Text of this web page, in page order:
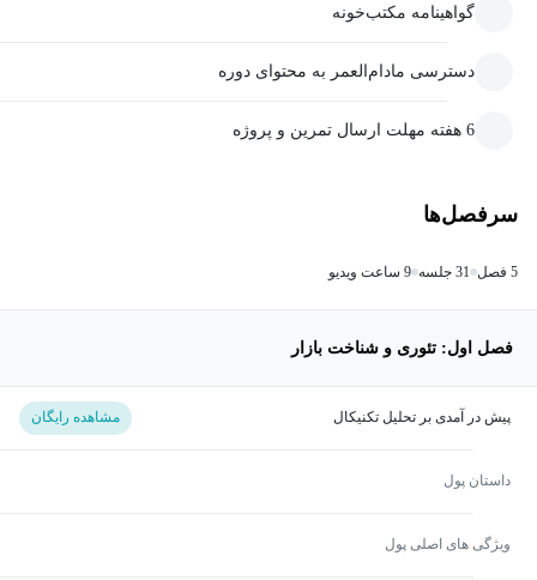
گواهینامه مکتب‌خونه
دسترسی مادام‌العمر به محتوای دوره
6 هفته مهلت ارسال تمرین و پروژه
سرفصل‌ها
5 فصل 31 جلسه 9 ساعت ویدیو
فصل اول: تئوری و شناخت بازار
پیش در آمدی بر تحلیل تکنیکال مشاهده رایگان
داستان پول
ویژگی های اصلی پول